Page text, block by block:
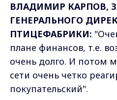
ВЛАДИМИР КАРПОВ,
ГЕНЕРАЛЬНОГО
ПТИЦЕФАБРИКИ:
плане финансов, т.е.
очень долго. И потом
сети очень четко
покупательский".